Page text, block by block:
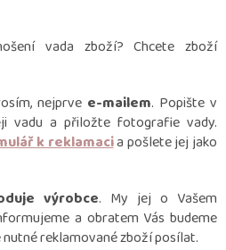
vada zboží? Chcete zboží
nejprve e-mailem. Popište v
vadu a přiložte fotografie vady.
k reklamacia pošlete jej jako
výrobce. My jej o Vašem
a obratem Vás budeme
reklamované zboží posílat.